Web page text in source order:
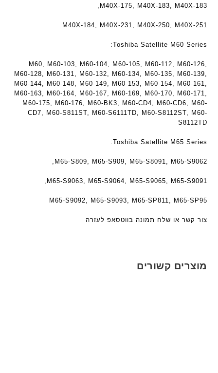
M40X-175, M40X-183, M40X-183,
M40X-184, M40X-231, M40X-250, M40X-251
Toshiba Satellite M60 Series:
M60, M60-103, M60-104, M60-105, M60-112, M60-126,
M60-128, M60-131, M60-132, M60-134, M60-135, M60-139,
M60-144, M60-148, M60-149, M60-153, M60-154, M60-161,
M60-163, M60-164, M60-167, M60-169, M60-170, M60-171,
M60-175, M60-176, M60-BK3, M60-CD4, M60-CD6, M60-
CD7, M60-S811ST, M60-S6111TD, M60-S8112ST, M60-
S8112TD
Toshiba Satellite M65 Series:
M65-S809, M65-S909, M65-S8091, M65-S9062,
M65-S9063, M65-S9064, M65-S9065, M65-S9091,
M65-S9092, M65-S9093, M65-SP811, M65-SP95
צור קשר או שלח תמונה בווטסאפ לעזרה
מוצרים קשורים